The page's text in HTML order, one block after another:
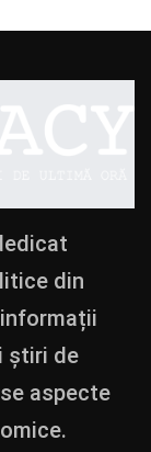
din
știri de
aspecte